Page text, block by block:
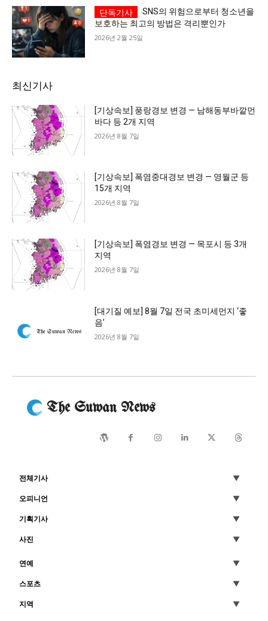
SNS의 위험으로부터 청소년을
보호하는 최고의 방법은 격리뿐인가
2026년 2월 25일
최신기사
[기상속보] 풍랑경보 변경 — 남해동부바깥먼
바다 등 2개 지역
2026년 8월 7일
[기상속보] 폭염중대경보 변경 — 영월군 등
15개 지역
2026년 8월 7일
[기상속보] 폭염경보 변경 — 목포시 등 3개
지역
2026년 8월 7일
[대기질 예보] 8월 7일 전국 초미세먼지 ‘좋
음’
2026년 8월 7일
The Suwan News
전체기사
오피니언
기획기사
사진
연예
스포츠
지역